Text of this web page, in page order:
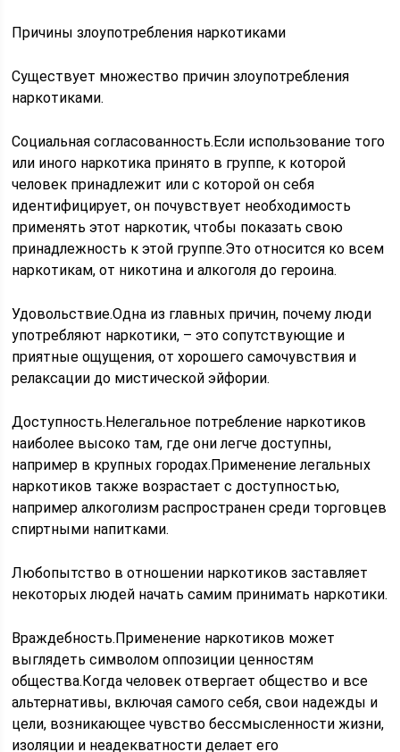
Причины злоупотребления наркотиками
Существует множество причин злоупотребления
наркотиками.
Социальная согласованность.Если использование того
или иного наркотика принято в группе, к которой
человек принадлежит или с которой он себя
идентифицирует, он почувствует необходимость
применять этот наркотик, чтобы показать свою
принадлежность к этой группе.Это относится ко всем
наркотикам, от никотина и алкоголя до героина.
Удовольствие.Одна из главных причин, почему люди
употребляют наркотики, – это сопутствующие и
приятные ощущения, от хорошего самочувствия и
релаксации до мистической эйфории.
Доступность.Нелегальное потребление наркотиков
наиболее высоко там, где они легче доступны,
например в крупных городах.Применение легальных
наркотиков также возрастает с доступностью,
например алкоголизм распространен среди торговцев
спиртными напитками.
Любопытство в отношении наркотиков заставляет
некоторых людей начать самим принимать наркотики.
Враждебность.Применение наркотиков может
выглядеть символом оппозиции ценностям
общества.Когда человек отвергает общество и все
альтернативы, включая самого себя, свои надежды и
цели, возникающее чувство бессмысленности жизни,
изоляции и неадекватности делает его